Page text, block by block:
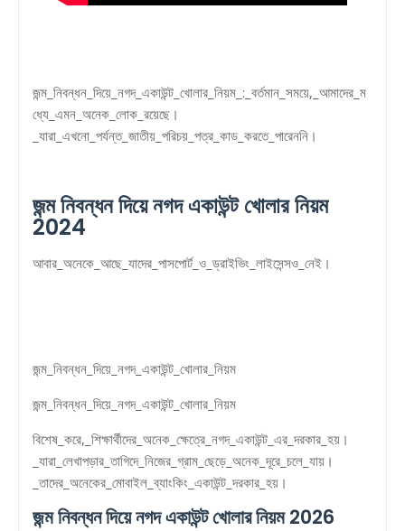
জন্ম_নিবন্ধন_দিয়ে_নগদ_একাউন্ট_খোলার_নিয়ম_:_বর্তমান_সময়ে,_আমাদের_ম
ধ্যে_এমন_অনেক_লোক_রয়েছে।
_যারা_এখনো_পর্যন্ত_জাতীয়_পরিচয়_পত্র_কাড_করতে_পারেননি।
জন্ম নিবন্ধন দিয়ে নগদ একাউন্ট খোলার নিয়ম
2024
আবার_অনেকে_আছে_যাদের_পাসপোর্ট_ও_ড্রাইভিং_লাইসেন্সও_নেই।
জন্ম_নিবন্ধন_দিয়ে_নগদ_একাউন্ট_খোলার_নিয়ম
জন্ম_নিবন্ধন_দিয়ে_নগদ_একাউন্ট_খোলার_নিয়ম
বিশেষ_করে,_শিক্ষার্থীদের_অনেক_ক্ষেত্রে_নগদ_একাউন্ট_এর_দরকার_হয়।
_যারা_লেখাপড়ার_তাগিদে_নিজের_গ্রাম_ছেড়ে_অনেক_দূরে_চলে_যায়।
_তাদের_অনেকের_মোবাইল_ব্যাংকিং_একাউন্ট_দরকার_হয়।
জন্ম নিবন্ধন দিয়ে নগদ একাউন্ট খোলার নিয়ম 2026